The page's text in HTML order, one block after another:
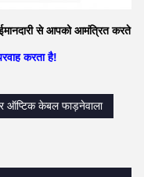
से आपको आमंत्रित करते
करता है!
ऑप्टिक केबल फाड़नेवाला